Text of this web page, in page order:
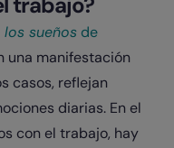
los sueños de
una manifestación
casos, reflejan
diarias. En el
con el trabajo, hay